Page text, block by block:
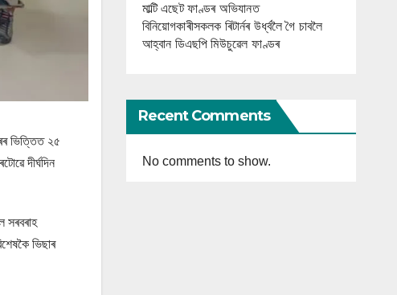
ভিত্তিত ২৫
দীৰ্ঘদিন
সৰবৰাহ
ভিছাৰ
মাল্টি এছেট ফাণ্ডৰ অভিযানত
বিনিয়োগকাৰীসকলক ৰিটাৰ্নৰ উৰ্ধ্বলৈ গৈ চাবলৈ
আহ্বান ডিএছপি মিউচুৱেল ফাণ্ডৰ
Recent Comments
No comments to show.